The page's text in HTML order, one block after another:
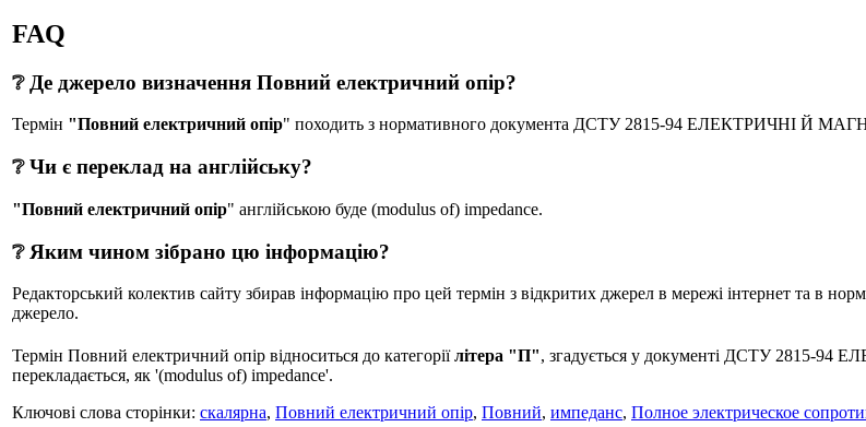
FAQ
❔ Де джерело визначення Повний електричний опір?
Термін "Повний електричний опір" походить з нормативного документа ДСТУ 2815-94 ЕЛЕКТРИЧНІ Й
❔ Чи є переклад на англійську?
"Повний електричний опір" англійською буде (modulus of) impedance.
❔ Яким чином зібрано цю інформацію?
Редакторський колектив сайту збирав інформацію про цей термін з відкритих джерел в мережі інтернет та в
джерело.
Термін Повний електричний опір відноситься до категоріїлітера "П", згадується у документі ДСТУ 2815-94
перекладається, як '(modulus of) impedance'.
Ключові слова сторінки: скалярна, Повний електричний опір, Повний, импеданс, Полное электрическое